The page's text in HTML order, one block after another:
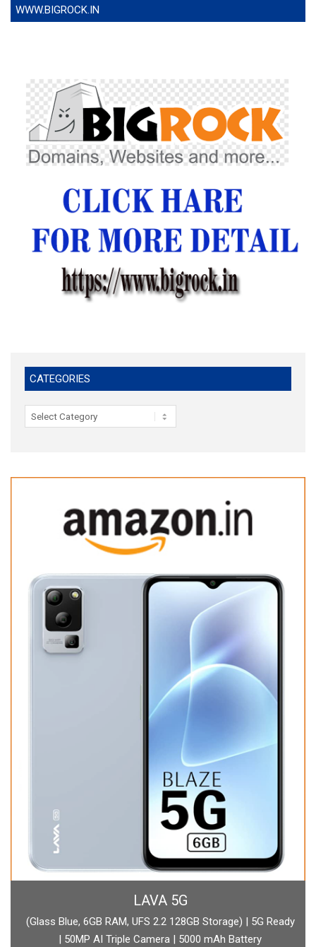
WWW.BIGROCK.IN
CATEGORIES
Categories
BOAT
boAt Newly Launched Wave Call Plus with 1.83" HD Display